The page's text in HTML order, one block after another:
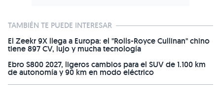
TAMBIÉN TE PUEDE INTERESAR
El Zeekr 9X llega a Europa: el "Rolls-Royce Cullinan" chino
tiene 897 CV, lujo y mucha tecnología
Ebro S800 2027, ligeros cambios para el SUV de 1.100 km
de autonomía y 90 km en modo eléctrico